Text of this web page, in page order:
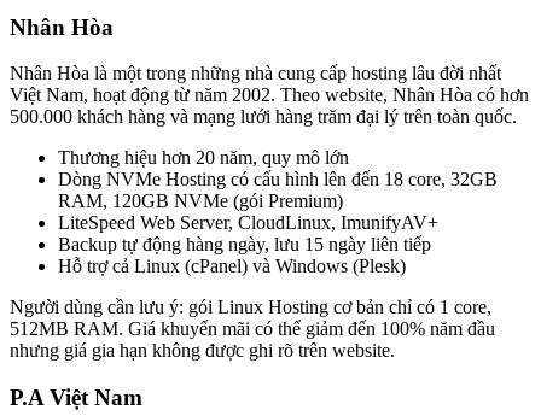
Nhân Hòa
Nhân Hòa là một trong những nhà cung cấp hosting lâu đời nhất
Việt Nam, hoạt động từ năm 2002. Theo website, Nhân Hòa có hơn
500.000 khách hàng và mạng lưới hàng trăm đại lý trên toàn quốc.
Thương hiệu hơn 20 năm, quy mô lớn
Dòng NVMe Hosting có cấu hình lên đến 18 core, 32GB
RAM, 120GB NVMe (gói Premium)
LiteSpeed Web Server, CloudLinux, ImunifyAV+
Backup tự động hàng ngày, lưu 15 ngày liên tiếp
Hỗ trợ cả Linux (cPanel) và Windows (Plesk)
Người dùng cần lưu ý: gói Linux Hosting cơ bản chỉ có 1 core,
512MB RAM. Giá khuyến mãi có thể giảm đến 100% năm đầu
nhưng giá gia hạn không được ghi rõ trên website.
P.A Việt Nam